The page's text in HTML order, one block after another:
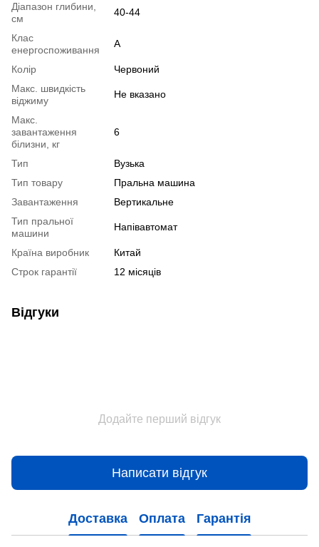
Діапазон глибини,
см
40-44
Клас
енергоспоживання
A
Колір
Червоний
Макс. швидкість
віджиму
Не вказано
Макс.
завантаження
білизни, кг
6
Тип
Вузька
Тип товару
Пральна машина
Завантаження
Вертикальне
Тип пральної
машини
Напівавтомат
Країна виробник
Китай
Строк гарантії
12 місяців
Відгуки
Додайте перший відгук
Написати відгук
Доставка Оплата Гарантія